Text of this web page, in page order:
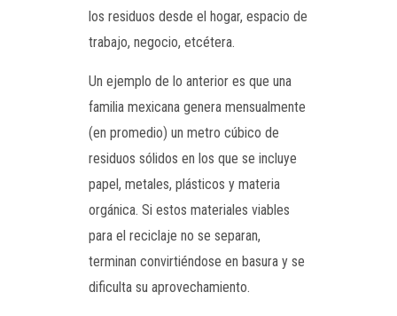
los residuos desde el hogar, espacio de
trabajo, negocio, etcétera.
Un ejemplo de lo anterior es que una
familia mexicana genera mensualmente
(en promedio) un metro cúbico de
residuos sólidos en los que se incluye
papel, metales, plásticos y materia
orgánica. Si estos materiales viables
para el reciclaje no se separan,
terminan convirtiéndose en basura y se
dificulta su aprovechamiento.